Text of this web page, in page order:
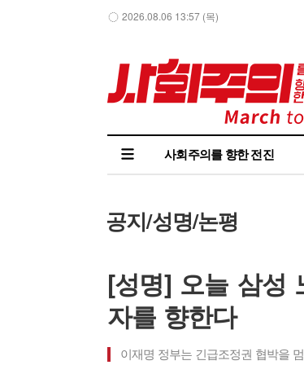
2026.08.06 13:57 (목)
사회주의를 향한 전진
공지/성명/논평
[성명] 오늘 삼성
자를 향한다
이재명 정부는 긴급조정권 협박을